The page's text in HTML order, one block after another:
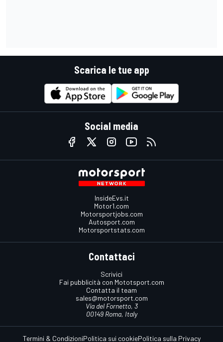
Scarica le tue app
Social media
InsideEvs.it
Motor1.com
Motorsportjobs.com
Autosport.com
Motorsportstats.com
Contattaci
Scrivici
Fai pubblicità con Mototsport.com
Contatta il team
sales@motorsport.com
Via del Fornetto, 3
00149 Roma, Italy
Termini & CondizioniPolitica sui cookiePolitica sulla Privacy